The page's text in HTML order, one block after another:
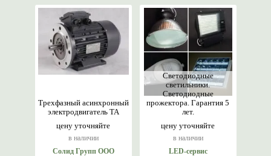
цену уточняйте
в наличии
Трехфазный асинхронный
электродвигатель TA
Солид Групп ООО
цену уточняйте
в наличии
Светодиодные
светильники.
Светодиодные
прожектора. Гарантия 5
лет.
LED-сервис